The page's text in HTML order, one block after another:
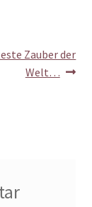
Zauber der
Welt…